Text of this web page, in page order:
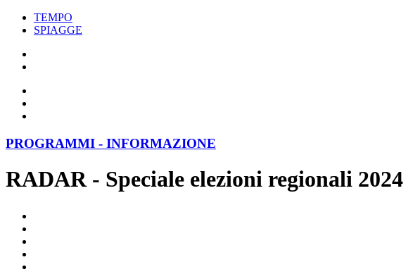
TEMPO
SPIAGGE
PROGRAMMI - INFORMAZIONE
RADAR - Speciale elezioni regionali 2024